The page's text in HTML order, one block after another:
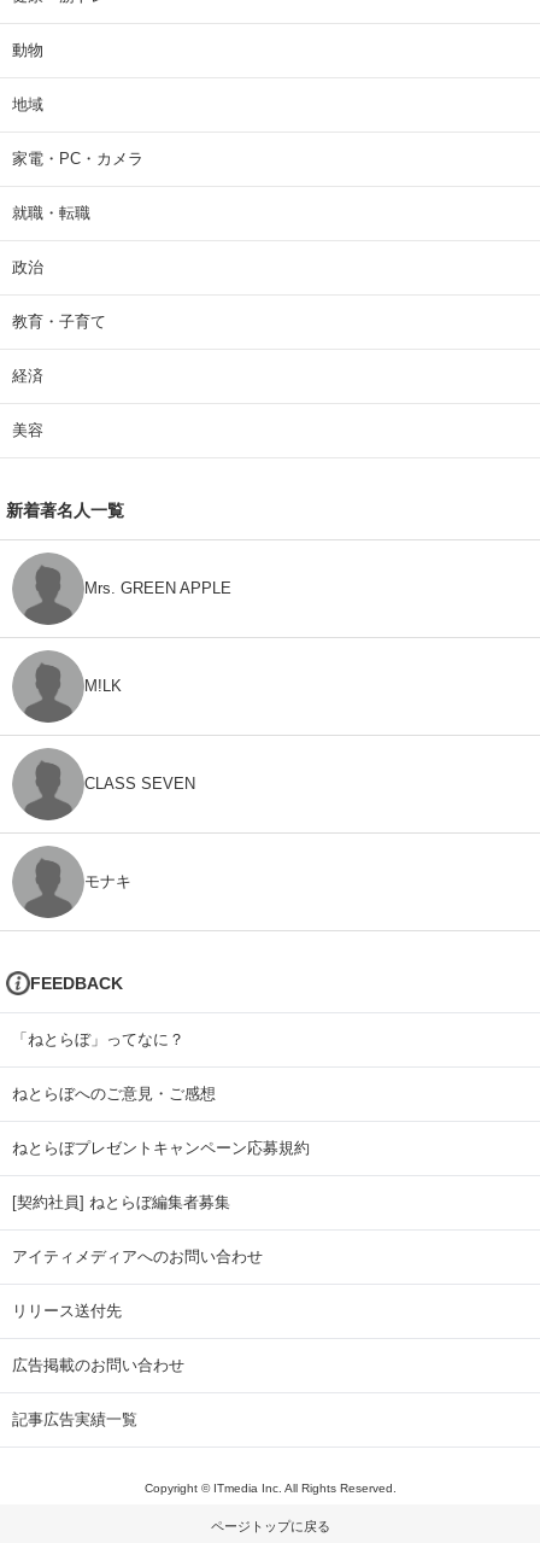
動物
地域
家電・PC・カメラ
就職・転職
政治
教育・子育て
経済
美容
新着著名人一覧
Mrs. GREEN APPLE
M!LK
CLASS SEVEN
モナキ
FEEDBACK
「ねとらぼ」ってなに？
ねとらぼへのご意見・ご感想
ねとらぼプレゼントキャンペーン応募規約
[契約社員] ねとらぼ編集者募集
アイティメディアへのお問い合わせ
リリース送付先
広告掲載のお問い合わせ
記事広告実績一覧
Copyright © ITmedia Inc. All Rights Reserved.
ページトップに戻る